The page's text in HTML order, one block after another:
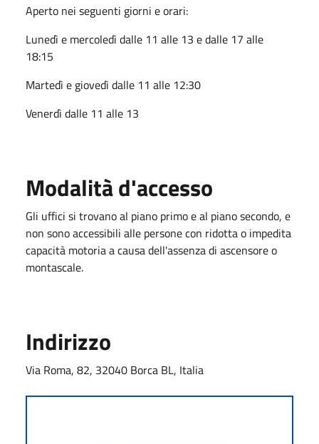
Aperto nei seguenti giorni e orari:
Lunedì e mercoledì dalle 11 alle 13 e dalle 17 alle
18:15
Martedì e giovedì dalle 11 alle 12:30
Venerdì dalle 11 alle 13
Modalità d'accesso
Gli uffici si trovano al piano primo e al piano secondo, e
non sono accessibili alle persone con ridotta o impedita
capacità motoria a causa dell'assenza di ascensore o
montascale.
Indirizzo
Via Roma, 82, 32040 Borca BL, Italia